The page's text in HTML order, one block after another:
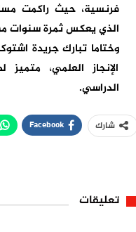
فرنسية، حيث راكمت
الذي يعكس ثمرة سنوات
وختاما تبارك جريدة
الإنجاز العلمي،
الدراسي.
شارك Facebook
تعليقات